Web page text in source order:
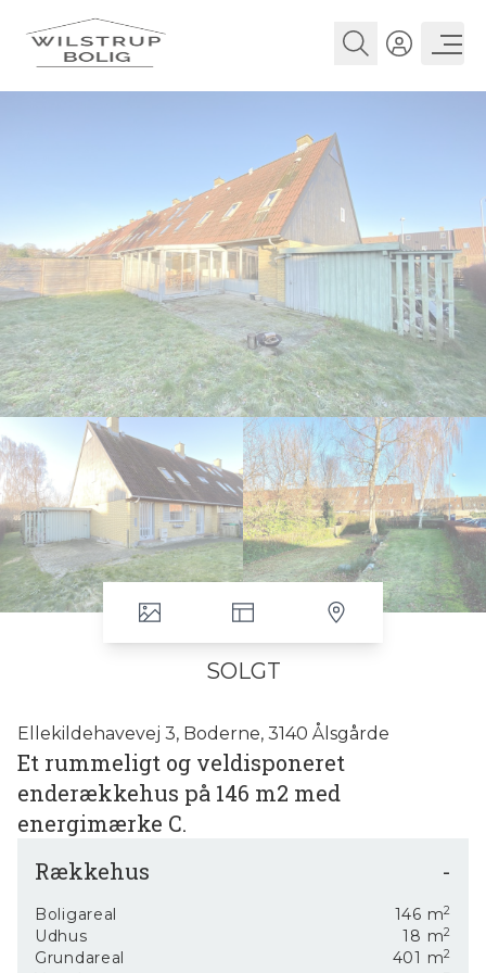
SOLGT
Ellekildehavevej 3, Boderne, 3140 Ålsgårde
Et rummeligt og veldisponeret
enderækkehus på 146 m2 med
energimærke C.
beliggende centralt i Ålsgårde, kun 1 min. til
togforbindelse til Helsingør. Derudover kort afstand til
daginstitutioner, klub- og kulturliv på Bølgen, skoler mm.
Rækkehus -
Boligareal 146 m2
Udhus 18 m2
Grundareal 401 m2